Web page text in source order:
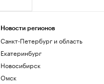
Новости регионов
Санкт-Петербург и область
Екатеринбург
Новосибирск
Омск